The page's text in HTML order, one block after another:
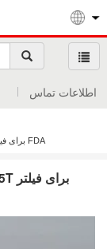
اطلاعات تماس
غیر تلخ 100٪ نایلون پارچه فیلتر پارچه 5T-165T برای فیلتر کیسه، گواهینامه FDA